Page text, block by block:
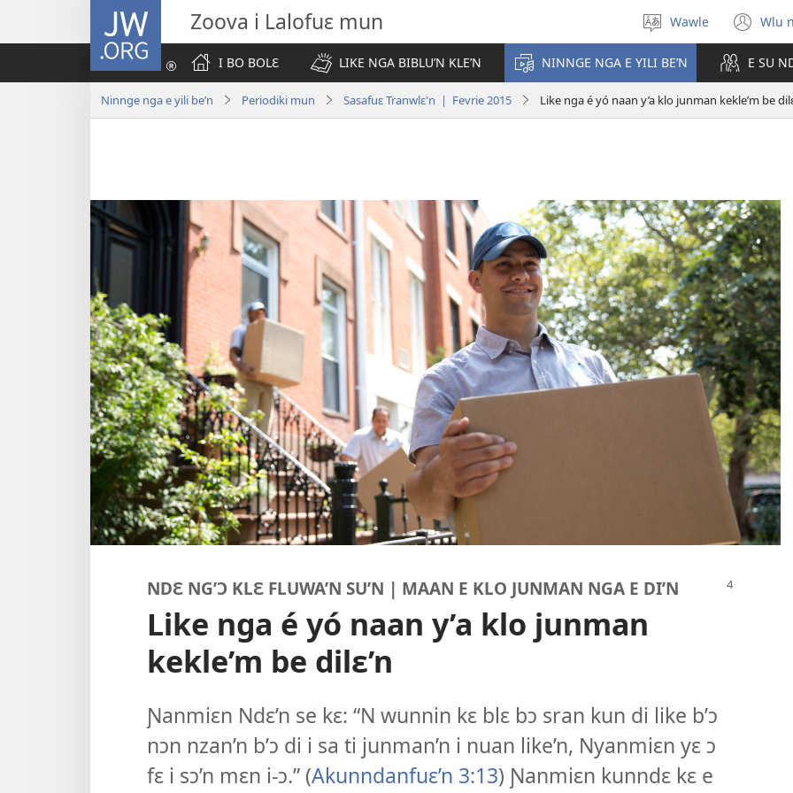
JW.ORG Zoova i Lalofuɛ mun
Kle
aniɛn'n
Wawle Wlu
I BO BOLƐ
LIKE NGA BIBLU’N KLE’N NINNGE NGA E YILI BE’N E SU
Ninnge nga e yili be’n Periodiki mun Sasafuɛ Tranwlɛ'n | Fevrie 2015 Like nga é yó naan y’a klo junman kekle’m be
NDƐ NG’Ɔ KLƐ FLUWA’N SU’N | MAAN E KLO JUNMAN NGA E DI’N
Like nga é yó naan y’a klo junman
kekle’m be dilɛ’n
Ɲanmiɛn Ndɛ’n se kɛ: “N wunnin kɛ blɛ bɔ sran kun di like b’ɔ
nɔn nzan’n b’ɔ di i sa ti junman’n i nuan like’n, Nyanmiɛn yɛ ɔ
fɛ i sɔ’n mɛn i-ɔ.” (Akunndanfuɛ’n 3:13) Ɲanmiɛn kunndɛ kɛ e